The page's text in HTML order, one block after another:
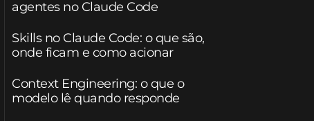
agentes no Claude Code
Skills no Claude Code: o que são,
onde ficam e como acionar
Context Engineering: o que o
modelo lê quando responde